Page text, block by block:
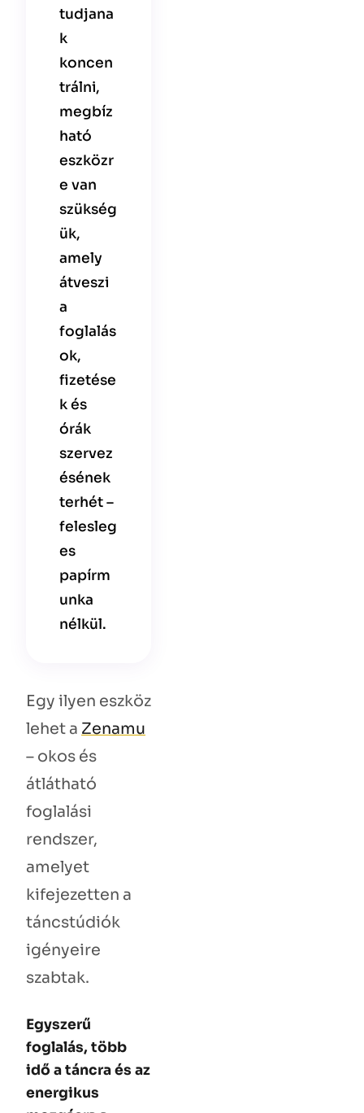
tudjana
k
koncen
trálni,
megbíz
ható
eszközr
e van
szükség
ük,
amely
átveszi
a
foglalás
ok,
fizetése
k és
órák
szervez
ésének
terhét –
felesleg
es
papírm
unka
nélkül.
Egy ilyen eszköz
lehet a Zenamu
– okos és
átlátható
foglalási
rendszer,
amelyet
kifejezetten a
táncstúdiók
igényeire
szabtak.
Egyszerű
foglalás, több
idő a táncra és az
energikus